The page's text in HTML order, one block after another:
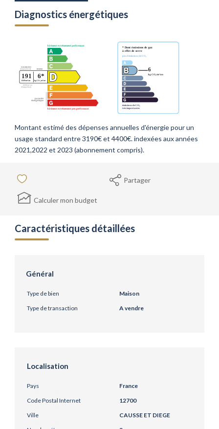
Diagnostics énergétiques
Montant estimé des dépenses annuelles d'énergie pour un
usage standard entre 3190€ et 4400€. indexées aux années
2021,2022 et 2023 (abonnement compris).
Partager
Calculer mon budget
Caractéristiques détaillées
Général
Type de bien
Maison
Type de transaction
A vendre
Localisation
Pays
France
Code Postal Internet
12700
Ville
CAUSSE ET DIEGE